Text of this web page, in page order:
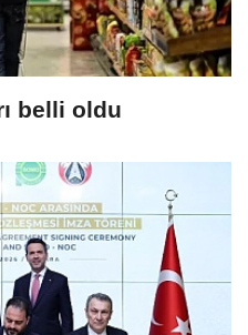
belli oldu